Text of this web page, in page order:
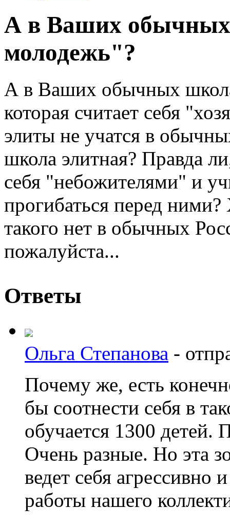
А в Ваших обычных
молодежь"?
А в Ваших обычных
которая считает себя
элиты не учатся в
школа элитная? Правда
себя "небожителями" и
прогибаться перед ними?
такого нет в обычных
пожалуйста...
Ответы
Ольга Степанова -
Почему же, есть
бы соотнести себя в
обучается 1300 детей.
Очень разные. Но эта
ведет себя агрессивно
работы нашего